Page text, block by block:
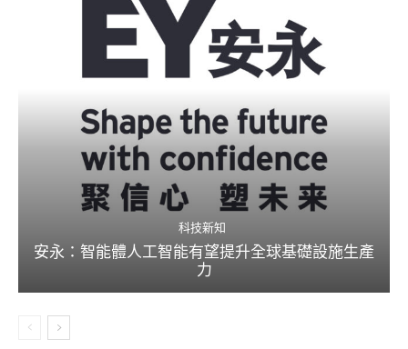
科技新知
安永：智能體人工智能有望提升全球基礎設施生產
力